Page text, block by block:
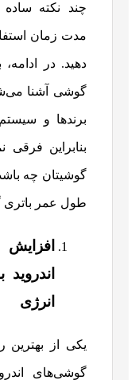
چند نکته ساده
مدت زمان
دهید. در
گوشی آشنا
برندها و
بنابراین
گوشیتان چه
طول عمر باتری
انرژی
یکی از
گوشی‌های